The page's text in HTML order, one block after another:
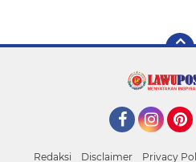
Redaksi Disclaimer Privacy